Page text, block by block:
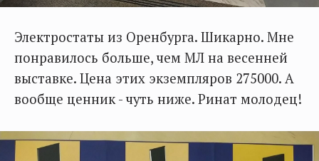
Электростаты из Оренбурга. Шикарно. Мне
понравилось больше, чем МЛ на весенней
выставке. Цена этих экземпляров 275000. А
вообще ценник - чуть ниже. Ринат молодец!